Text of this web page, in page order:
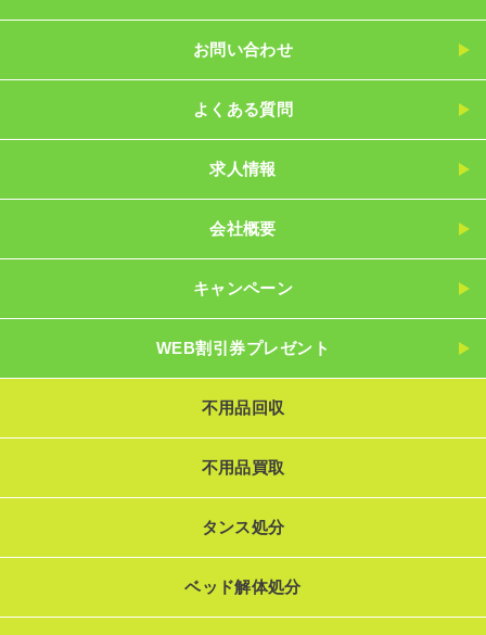
お問い合わせ
よくある質問
求人情報
会社概要
キャンペーン
WEB割引券プレゼント
不用品回収
不用品買取
タンス処分
ベッド解体処分